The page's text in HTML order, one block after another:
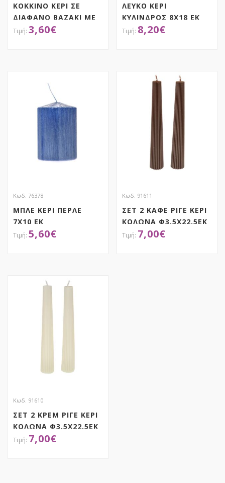
ΚΟΚΚΙΝΟ ΚΕΡΙ ΣΕ
ΔΙΑΦΑΝΟ ΒΑΖΑΚΙ ΜΕ
ΚΑΠΑΚΙ 6Χ12ΕΚ
3,60€
ΛΕΥΚΟ ΚΕΡΙ
ΚΥΛΙΝΔΡΟΣ 8Χ18 ΕΚ
8,20€
Κωδ. 76378
ΜΠΛΕ ΚΕΡΙ ΠΕΡΛΕ
7Χ10 ΕΚ
5,60€
Κωδ. 91611
ΣΕΤ 2 ΚΑΦΕ ΡΙΓΕ ΚΕΡΙ
ΚΟΛΩΝΑ Φ3,5Χ22,5ΕΚ
ΧΕΙΡΟΠΟΙΗΤΟ
7,00€
Κωδ. 91610
ΣΕΤ 2 ΚΡΕΜ ΡΙΓΕ ΚΕΡΙ
ΚΟΛΩΝΑ Φ3,5Χ22,5ΕΚ
ΧΕΙΡΟΠΟΙΗΤΟ
7,00€